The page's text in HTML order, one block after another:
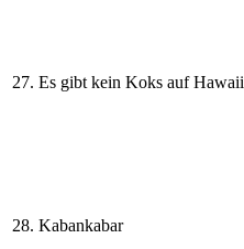
27. Es gibt kein Koks auf Hawaii
28. Kabankabar